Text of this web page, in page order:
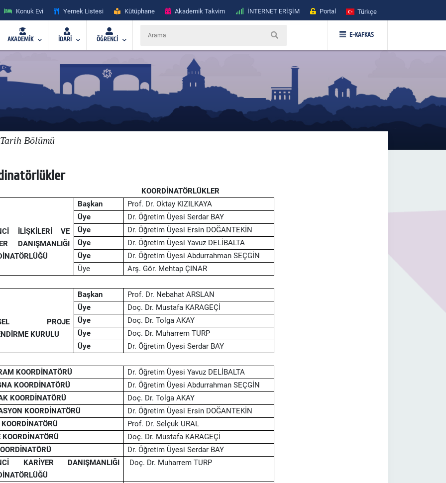
Konuk Evi Yemek Listesi Kütüphane Akademik Takvim İNTERNET ERİŞİM Portal Türkçe
AKADEMİK İDARİ ÖĞRENCİ
E-KAFKAS
Tarih Bölümü
KOORDİNATÖRLÜKLER
İLİŞKİLERİ VE
DANIŞMANLIĞI
Başkan
Prof. Dr. Oktay KIZILKAYA
Üye
Dr. Öğretim Üyesi Serdar BAY
Üye
Dr. Öğretim Üyesi Ersin DOĞANTEKİN
Üye
Dr. Öğretim Üyesi Yavuz DELİBALTA
Üye
Dr. Öğretim Üyesi Abdurrahman SEÇGİN
Üye
Arş. Gör. Mehtap ÇINAR
PROJE
KURULU
Başkan
Prof. Dr. Nebahat ARSLAN
Üye
Doç. Dr. Mustafa KARAGEÇİ
Üye
Doç. Dr. Tolga AKAY
Üye
Doç. Dr. Muharrem TURP
Üye
Dr. Öğretim Üyesi Serdar BAY
KOORDİNATÖRÜ
Dr. Öğretim Üyesi Yavuz DELİBALTA
KOORDİNATÖRÜ
Dr. Öğretim Üyesi Abdurrahman SEÇGİN
KOORDİNATÖRÜ
Doç. Dr. Tolga AKAY
KOORDİNATÖRÜ
Dr. Öğretim Üyesi Ersin DOĞANTEKİN
KOORDİNATÖRÜ
Prof. Dr. Selçuk URAL
KOORDİNATÖRÜ
Doç. Dr. Mustafa KARAGEÇİ
Dr. Öğretim Üyesi Serdar BAY
KARİYER DANIŞMANLIĞI
Doç. Dr. Muharrem TURP